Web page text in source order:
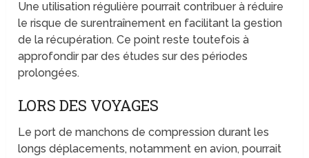
Une utilisation régulière pourrait contribuer à réduire
le risque de surentraînement en facilitant la gestion
de la récupération. Ce point reste toutefois à
approfondir par des études sur des périodes
prolongées.
LORS DES VOYAGES
Le port de manchons de compression durant les
longs déplacements, notamment en avion, pourrait